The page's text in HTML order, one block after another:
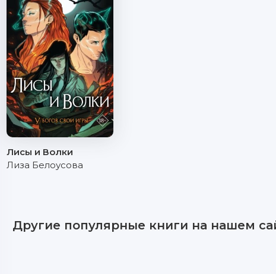
Лисы и Волки
Лиза Белоусова
Другие популярные книги на нашем